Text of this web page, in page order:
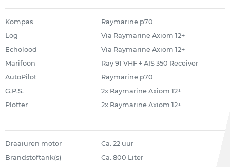
Kompas
Raymarine p70
Log
Via Raymarine Axiom 12+
Echolood
Via Raymarine Axiom 12+
Marifoon
Ray 91 VHF + AIS 350 Receiver
AutoPilot
Raymarine p70
G.P.S.
2x Raymarine Axiom 12+
Plotter
2x Raymarine Axiom 12+
Draaiuren motor
Ca. 22 uur
Brandstoftank(s)
Ca. 800 Liter